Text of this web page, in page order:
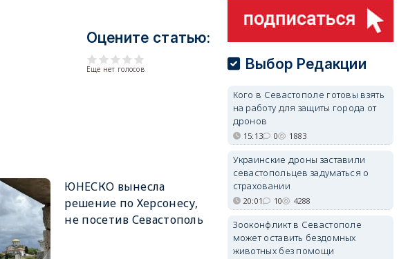
Оцените статью:
Еще нет голосов
ЮНЕСКО вынесла
решение по Херсонесу,
не посетив Севастополь
Выбор Редакции
Кого в Севастополе готовы взять
на работу для защиты города от
дронов
15:13 0 1883
Украинские дроны заставили
севастопольцев задуматься о
страховании
20:01 10 4288
Зооконфликт в Севастополе
может оставить бездомных
животных без помощи